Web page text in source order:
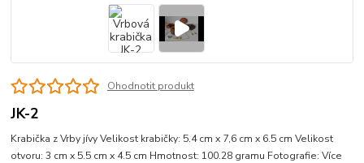
Ohodnotit produkt
JK-2
Krabička z Vrby jívy Velikost krabičky: 5.4 cm x 7,6 cm x 6.5 cm Velikost
otvoru: 3 cm x 5.5 cm x 4.5 cm Hmotnost: 100.28 gramu Fotografie: Více